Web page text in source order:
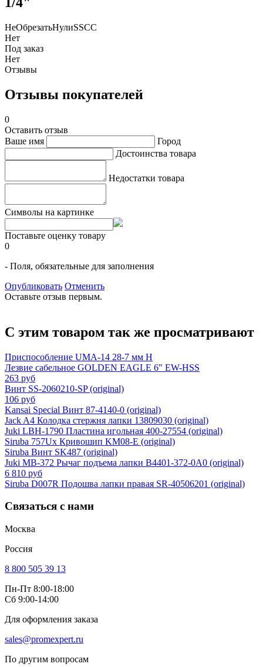
НеОбрезатьНулиSSCC
Нет
Под заказ
Нет
Отзывы
Отзывы покупателей
0
Оставить отзыв
Ваше имя
Город
Достоинства товара
Недостатки товара
Символы на картинке
Поставьте оценку товару
0
- Поля, обязательные для заполнения
Опубликовать Отменить
Оставьте отзыв первым.
С этим товаром так же просматривают
Приспособление UMA-14 28-7 мм H
Лезвие сабельное GOLDEN EAGLE 6" EW-HSS
263 руб
Винт SS-2060210-SP (original)
106 руб
Kansai Special Винт 87-4140-0 (original)
Jack A4 Колодка стержня лапки 13809030 (original)
Juki LBH-1790 Пластина игольная 400-27554 (original)
Siruba 757Ux Кривошип KM08-E (original)
Siruba Винт SK487 (original)
Juki MB-372 Рычаг подъема лапки B4401-372-0A0 (original)
6 810 руб
Siruba D007R Подошва лапки правая SR-40506201 (original)
Связаться с нами
Москва
Россия
8 800 505 39 13
Пн-Пт 8:00-18:00
Сб 9:00-14:00
Для оформления заказа
sales@promexpert.ru
По другим вопросам